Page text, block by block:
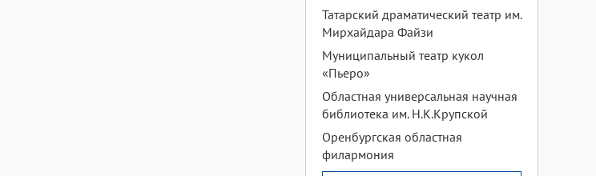
Татарский драматический театр им.
Мирхайдара Файзи
Муниципальный театр кукол
«Пьеро»
Областная универсальная научная
библиотека им. Н.К.Крупской
Оренбургская областная
филармония